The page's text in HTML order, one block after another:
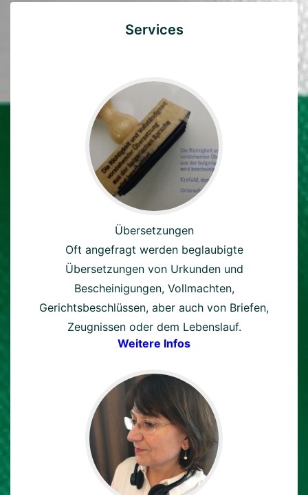
Services
Übersetzungen
Oft angefragt werden beglaubigte
Übersetzungen von Urkunden und
Bescheinigungen, Vollmachten,
Gerichtsbeschlüssen, aber auch von Briefen,
Zeugnissen oder dem Lebenslauf.
Weitere Infos